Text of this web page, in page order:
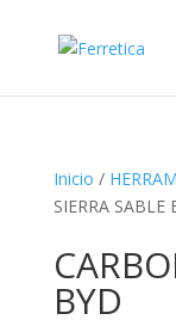
Inicio /
SIERRA SABLE
BYD